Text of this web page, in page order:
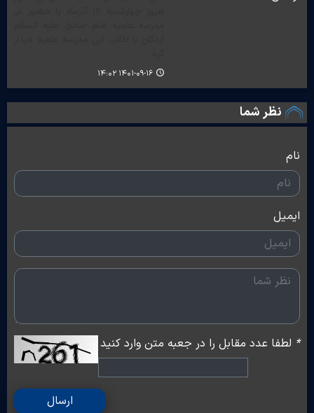
۱۴۰۱-۰۹-۱۶ ۱۴:۰۲
نظر شما
نام
ایمیل
* لطفا عدد مقابل را در جعبه متن وارد کنید
ارسال